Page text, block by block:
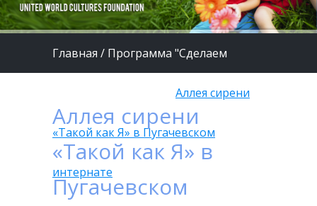
Главная / Программа "Сделаем
Аллея сирени
«Такой как Я» в Пугачевском
интернате
Аллея сирени
«Такой как Я» в
Пугачевском